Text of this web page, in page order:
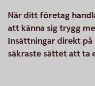
När ditt företag
att känna sig trygg
Insättningar direkt
säkraste sättet att ta